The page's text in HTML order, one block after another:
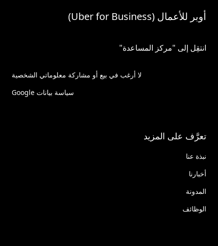
أوبر للأعمال (Uber for Business)
انتقِل إلى "مركز المساعدة"
لا أرغب في بيع أو مشاركة معلوماتي الشخصية
سياسة بيانات Google
تعرَّف على المزيد
نبذة عنا
أخبارنا
المدونة
الوظائف